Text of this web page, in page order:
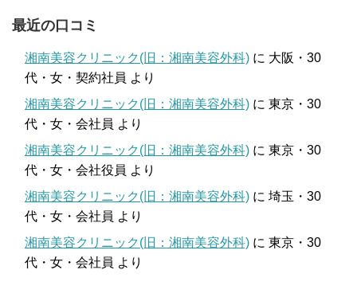
最近の口コミ
湘南美容クリニック(旧：湘南美容外科) に 大阪・30
代・女・契約社員 より
湘南美容クリニック(旧：湘南美容外科) に 東京・30
代・女・会社員 より
湘南美容クリニック(旧：湘南美容外科) に 東京・30
代・女・会社役員 より
湘南美容クリニック(旧：湘南美容外科) に 埼玉・30
代・女・会社員 より
湘南美容クリニック(旧：湘南美容外科) に 東京・30
代・女・会社員 より